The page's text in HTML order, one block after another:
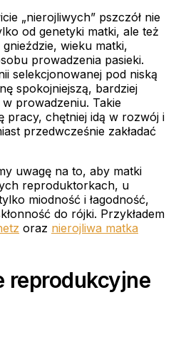
„nierojliwych” pszczół nie
od genetyki matki, ale też
wieku matki,
prowadzenia pasieki.
selekcjonowanej pod niską
spokojniejszą, bardziej
w prowadzeniu. Takie
pracy, chętniej idą w rozwój i
przedwcześnie zakładać
uwagę na to, aby matki
reproduktorkach, u
miodność i łagodność,
do rójki. Przykładem
oraz nierojliwa matka
reprodukcyjne